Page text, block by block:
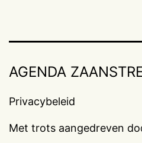
AGENDA
Privacybeleid
Met trots aangedreven